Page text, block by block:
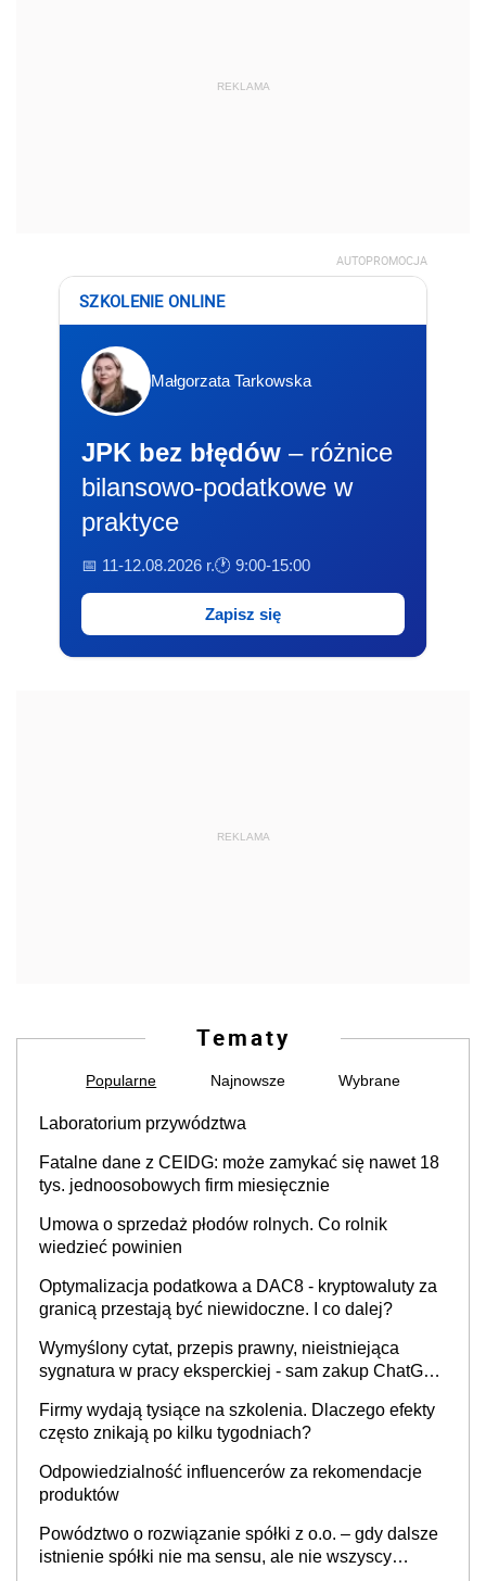
REKLAMA
AUTOPROMOCJA
SZKOLENIE ONLINE
Małgorzata Tarkowska
JPK bez błędów – różnice
bilansowo-podatkowe w
praktyce
📅 11-12.08.2026 r.🕐 9:00-15:00
Zapisz się
REKLAMA
Tematy
Popularne Najnowsze Wybrane
Laboratorium przywództwa
Fatalne dane z CEIDG: może zamykać się nawet 18
tys. jednoosobowych firm miesięcznie
Umowa o sprzedaż płodów rolnych. Co rolnik
wiedzieć powinien
Optymalizacja podatkowa a DAC8 - kryptowaluty za
granicą przestają być niewidoczne. I co dalej?
Wymyślony cytat, przepis prawny, nieistniejąca
sygnatura w pracy eksperckiej - sam zakup ChatGPT
Firmy wydają tysiące na szkolenia. Dlaczego efekty
często znikają po kilku tygodniach?
Odpowiedzialność influencerów za rekomendacje
produktów
Powództwo o rozwiązanie spółki z o.o. – gdy dalsze
istnienie spółki nie ma sensu, ale nie wszyscy